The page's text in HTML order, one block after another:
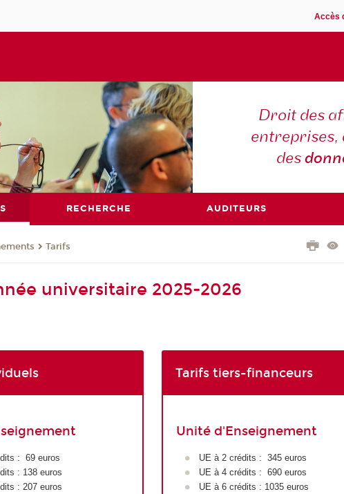
Accès
Droit des
des
RECHERCHE AUDITEURS
Tarifs
universitaire 2025-2026
: 69 euros
: 138 euros
: 207 euros
Tarifs tiers-financeurs
Unité d'Enseignement
UE à 2 crédits : 345 euros
UE à 4 crédits : 690 euros
UE à 6 crédits : 1035 euros